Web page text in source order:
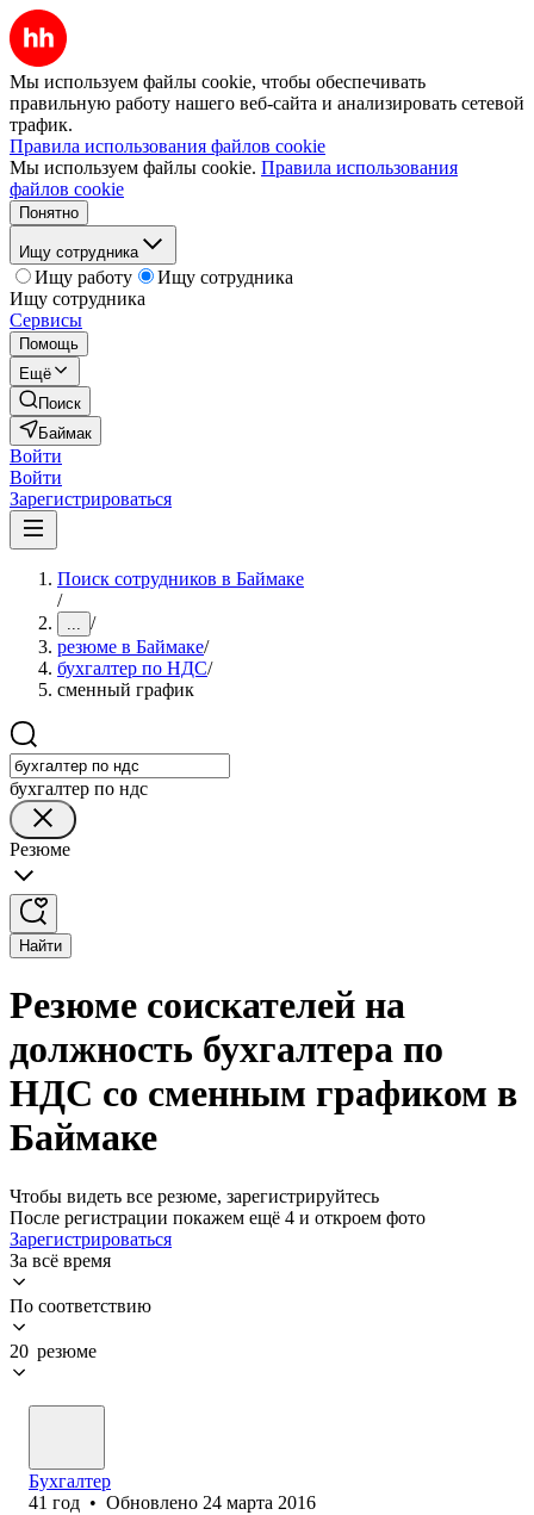
Мы используем файлы cookie, чтобы обеспечивать
правильную работу нашего веб-сайта и анализировать сетевой
трафик.
Правила использования файлов cookie
Мы используем файлы cookie. Правила использования
файлов cookie
Понятно
Ищу сотрудника
Ищу работу
Ищу сотрудника
Ищу сотрудника
Сервисы
Помощь
Ещё
Поиск
Баймак
Войти
Войти
Зарегистрироваться
Поиск сотрудников в Баймаке
/
... /
резюме в Баймаке/
бухгалтер по НДС/
сменный график
бухгалтер по ндс
Резюме
Найти
Резюме соискателей на
должность бухгалтера по
НДС со сменным графиком в
Баймаке
Чтобы видеть все резюме, зарегистрируйтесь
После регистрации покажем ещё 4 и откроем фото
Зарегистрироваться
За всё время
По соответствию
20 резюме
Бухгалтер
41 год • Обновлено 24 марта 2016